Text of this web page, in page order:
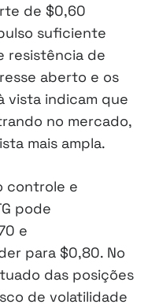
de $0,60
suficiente
resistência de
aberto e os
vista indicam que
no mercado,
mais ampla.
controle e
pode
e
para $0,80. No
das posições
de volatilidade